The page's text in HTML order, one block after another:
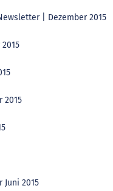
| Dezember 2015
2015
Juni 2015